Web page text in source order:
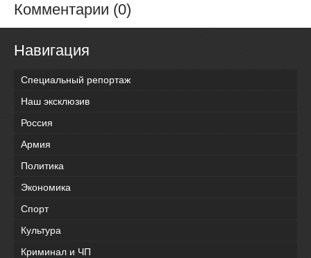
Комментарии (0)
Навигация
Специальный репортаж
Наш эксклюзив
Россия
Армия
Политика
Экономика
Спорт
Культура
Криминал и ЧП